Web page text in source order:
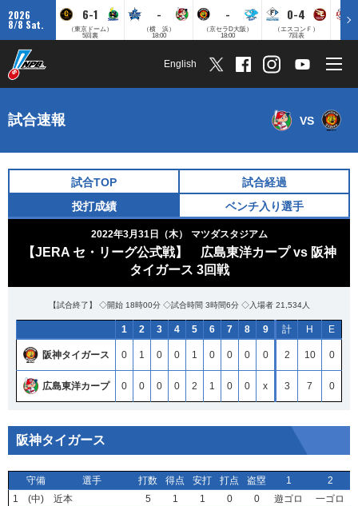
2026
8/8 Sat.
6-1
（東京ドーム）
5回裏
-
（横 浜）
18:00
-
（京セラD大阪）
18:00
0-4
（エスコンＦ）
7回表
English
試合速報 VS
試合TOP
試合経過
投打成績
ベンチ入り選手
2022年3月31日（木） マツダスタジアム
【JERA セ・リーグ公式戦】 広島東洋カープ vs 阪神
タイガース 3回戦
【試合終了】 ◇開始 18時00分 ◇試合時間 3時間6分 ◇入場者 21,534人
1 2 3 4 5 6 7 8 9 計 H E
阪神タイガース 0 1 0 0 1 0 0 0 0 2 10 0
広島東洋カープ 0 0 0 0 2 1 0 0 x 3 7 0
阪神タイガース
守備 選手 打数 得点 安打 打点 盗塁 1
2
1
(中) 近本 5 1 1 0 0 遊ゴロ
一ゴロ
守備 選手 打数 得点 安打 打点 盗塁 1
2
1
(中) 近本 5 1 1 0 0 遊ゴロ
一ゴロ
守備 選手 打数 得点 安打 打点 盗塁 1
2
1
(中) 近本 5 1 1 0 0 遊ゴロ
一ゴロ
守備 選手 打数 得点 安打 打点 盗塁 1
2
1
(中) 近本 5 1 1 0 0 遊ゴロ
一ゴロ